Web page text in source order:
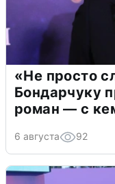
«Не просто
Бондарчуку
роман — с
6 августа 92